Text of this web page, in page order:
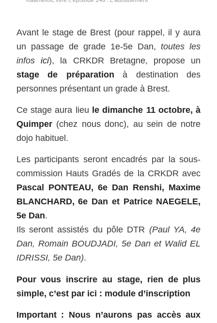
Avant le stage de Brest (pour rappel, il y aura
un passage de grade 1e-5e Dan,toutes les
infos ici), la CRKDR Bretagne, propose un
stage de préparation à destination des
personnes présentant un grade à Brest.
Ce stage aura lieu le dimanche 11 octobre, à
Quimper(chez nous donc), au sein de notre
dojo habituel.
Les participants seront encadrés par la sous-
commission Hauts Gradés de la CRKDR avec
Pascal PONTEAU, 6e Dan Renshi, Maxime
BLANCHARD, 6e Dan et Patrice NAEGELE,
5e Dan.
Ils seront assistés du pôle DTR (Paul YA, 4e
Dan, Romain BOUDJADI, 5e Dan et Walid EL
IDRISSI, 5e Dan).
Pour vous inscrire au stage, rien de plus
simple, c’est par ici : module d’inscription
Important : Nous n’aurons pas accès aux